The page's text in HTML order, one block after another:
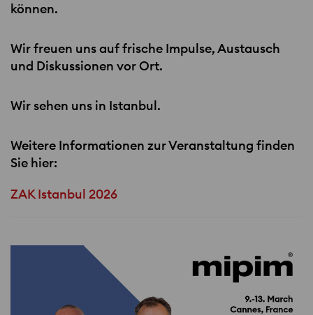
können.
Wir freuen uns auf frische Impulse, Austausch
und Diskussionen vor Ort.
Wir sehen uns in Istanbul.
Weitere Informationen zur Veranstaltung finden
Sie hier:
ZAK Istanbul 2026